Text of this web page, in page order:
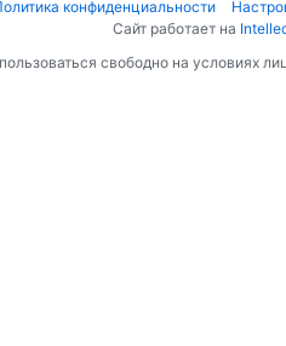
конфиденциальности
Сайт работает на
свободно на условиях